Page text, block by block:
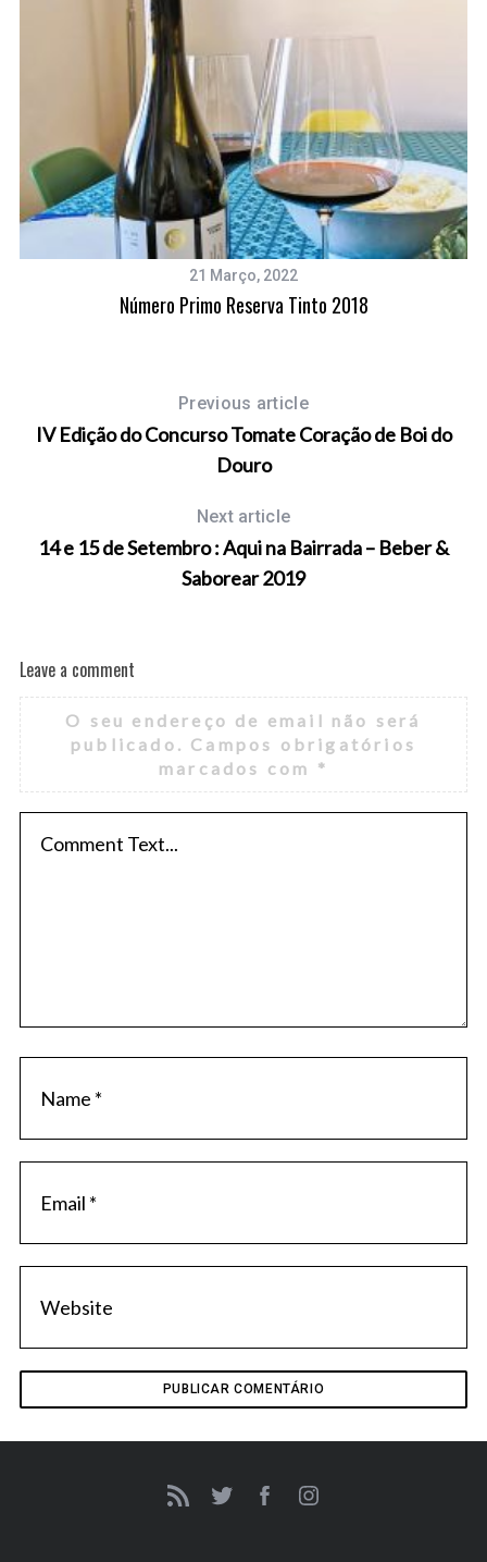
21 Março, 2022
Número Primo Reserva Tinto 2018
Previous article
IV Edição do Concurso Tomate Coração de Boi do
Douro
Next article
14 e 15 de Setembro : Aqui na Bairrada – Beber &
Saborear 2019
Leave a comment
O seu endereço de email não será
publicado.
Campos obrigatórios
marcados com *